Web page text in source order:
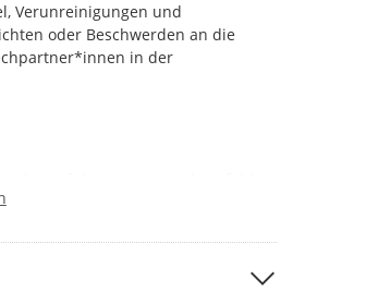
Verunreinigungen und
oder Beschwerden an die
in der
In der Karte sehen Sie, ob schon
Sie bitte anschließend